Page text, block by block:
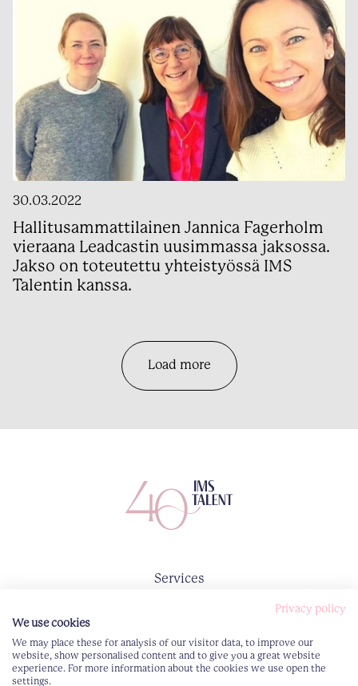
30.03.2022
Hallitusammattilainen Jannica Fagerholm
vieraana Leadcastin uusimmassa jaksossa.
Jakso on toteutettu yhteistyössä IMS
Talentin kanssa.
Load more
Services
Contact
Privacy policy
We use cookies
We may place these for analysis of our visitor data, to improve our
website, show personalised content and to give you a great website
experience. For more information about the cookies we use open the
settings.